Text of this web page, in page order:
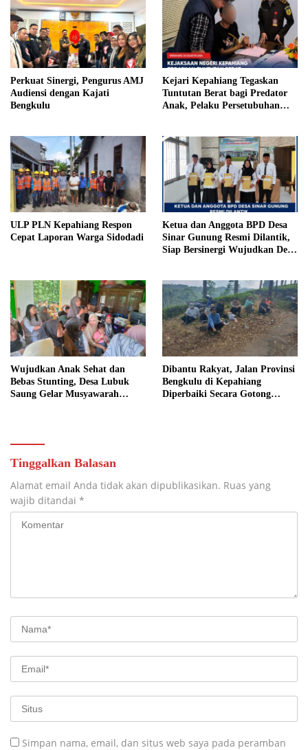
Perkuat Sinergi, Pengurus AMJ
Audiensi dengan Kajati
Bengkulu
Kejari Kepahiang Tegaskan
Tuntutan Berat bagi Predator
Anak, Pelaku Persetubuhan
Penjara
ULP PLN Kepahiang Respon
Cepat Laporan Warga Sidodadi
Ketua dan Anggota BPD Desa
Sinar Gunung Resmi Dilantik,
Siap Bersinergi Wujudkan Desa
Wujudkan Anak Sehat dan
Bebas Stunting, Desa Lubuk
Saung Gelar Musyawarah
Dibantu Rakyat, Jalan Provinsi
Bengkulu di Kepahiang
Diperbaiki Secara Gotong
Tinggalkan Balasan
Alamat email Anda tidak akan dipublikasikan. Ruas yang
wajib ditandai *
Simpan nama, email, dan situs web saya pada peramban